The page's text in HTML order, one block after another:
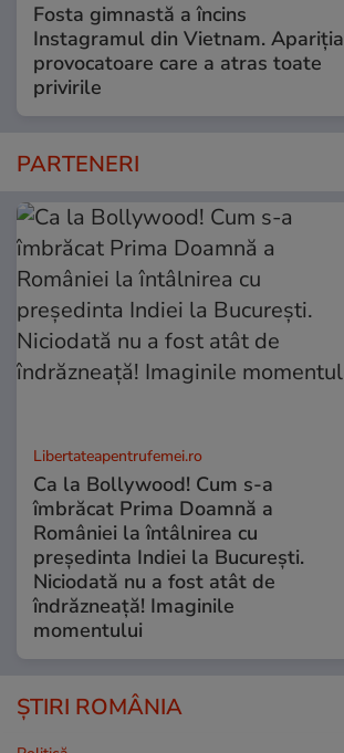
Fosta gimnastă a încins
Instagramul din Vietnam. Apariția
provocatoare care a atras toate
privirile
PARTENERI
Libertateapentrufemei.ro
Ca la Bollywood! Cum s-a
îmbrăcat Prima Doamnă a
României la întâlnirea cu
președinta Indiei la București.
Niciodată nu a fost atât de
îndrăzneață! Imaginile
momentului
ȘTIRI ROMÂNIA